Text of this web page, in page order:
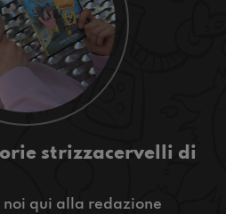
strizzacervelli di
noi qui alla redazione